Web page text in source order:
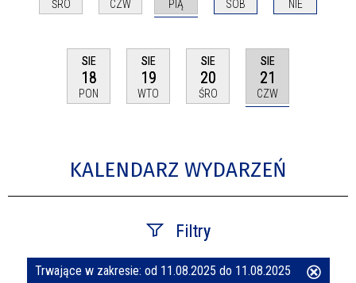
ŚRO CZW PIĄ SOB NIE
SIE
18
PON
SIE
19
WTO
SIE
20
ŚRO
SIE
21
CZW
KALENDARZ WYDARZEŃ
Filtry
Szukana fraza
Trwające w zakresie: od 11.08.2025 do 11.08.2025